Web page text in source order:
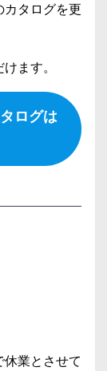
カタログを更
ます。
ログは
業とさせて